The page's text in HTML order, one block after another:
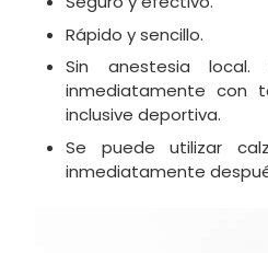
Rápido y sencillo.
Sin anestesia local.
inmediatamente con
inclusive deportiva.
Se puede utilizar
inmediatamente